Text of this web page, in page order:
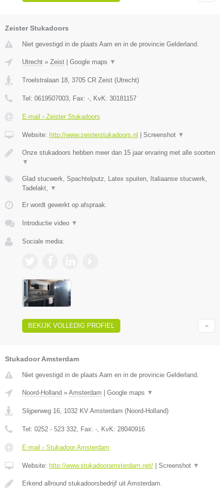
Zeister Stukadoors
Niet gevestigd in de plaats Aam en in de provincie Gelderland.
Utrecht » Zeist Google maps ▼
Troelstralaan 18 3705 CR Zeist (Utrecht)
Tel: 0619507003 , Fax: - , KvK: 30181157
E-mail › Zeister Stukadoors
Website: http://www.zeisterstukadoors.nl Screenshot ▼
Onze stukadoors hebben meer dan 15 jaar ervaring met alle soorten
▼
Glad stucwerk, Spachtelputz, Latex spuiten, Italiaanse stucwerk,
Tadelakt,
▼
Er wordt gewerkt op afspraak.
Introductie video ▼
Sociale media:
BEKIJK VOLLEDIG PROFIEL
Stukadoor Amsterdam
Niet gevestigd in de plaats Aam en in de provincie Gelderland.
Noord-Holland » Amsterdam | Google maps ▼
Slijperweg 16 1032 KV Amsterdam (Noord-Holland)
Tel: 0252 - 523 332 , Fax: - , KvK: 28040916
E-mail › Stukadoor Amsterdam
Website: http://www.stukadooramsterdam.net/ | Screenshot ▼
Erkend allround stukadoorsbedrijf uit Amsterdam.